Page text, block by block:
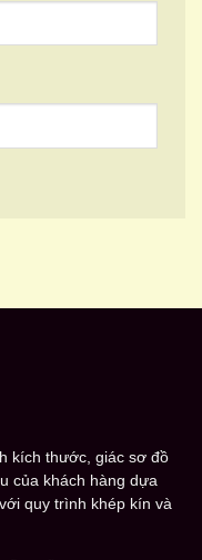
kích thước, giác sơ đồ
của khách hàng dựa
quy trình khép kín và